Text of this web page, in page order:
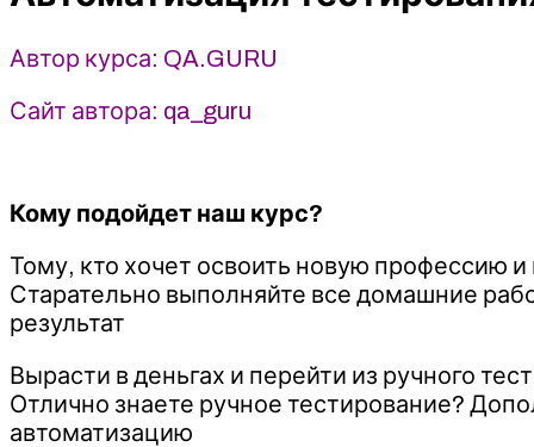
QA.GURU
Автор курса: QA.GURU
Сайт автора: qa_guru
Кому подойдет наш курс?
Тому, кто хочет освоить новую профессию
Старательно выполняйте все домашние
результат
Вырасти в деньгах и перейти из ручного
Отлично знаете ручное тестирование?
автоматизацию